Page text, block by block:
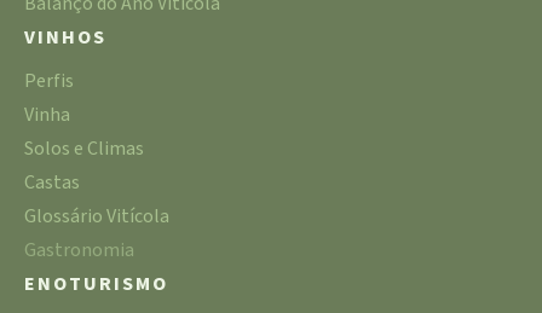
VINHOS
Perfis
Vinha
Solos e Climas
Castas
Glossário Vitícola
Gastronomia
ENOTURISMO